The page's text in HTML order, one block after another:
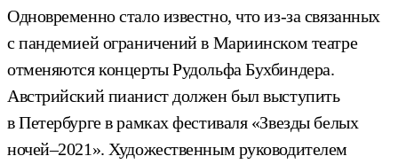
Одновременно стало известно, что из-за связанных
с пандемией ограничений в Мариинском театре
отменяются концерты Рудольфа Бухбиндера.
Австрийский пианист должен был выступить
в Петербурге в рамках фестиваля «Звезды белых
ночей–2021». Художественным руководителем